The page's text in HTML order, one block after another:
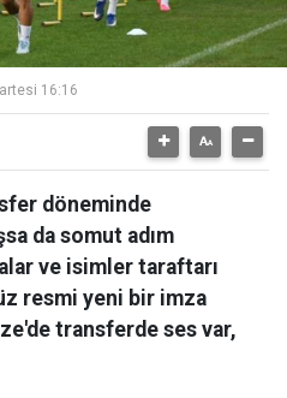
16:16
döneminde
da somut adım
ve isimler taraftarı
resmi yeni bir imza
transferde ses var,